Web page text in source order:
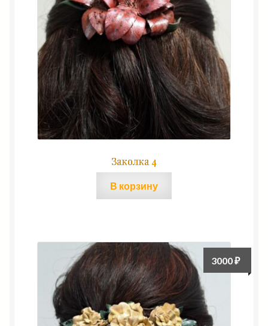
Заколка 4
В корзину
3000₽